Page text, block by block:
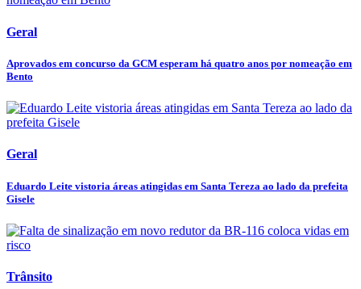
Geral
Aprovados em concurso da GCM esperam há quatro anos por nomeação em
Bento
Geral
Eduardo Leite vistoria áreas atingidas em Santa Tereza ao lado da prefeita
Gisele
Trânsito